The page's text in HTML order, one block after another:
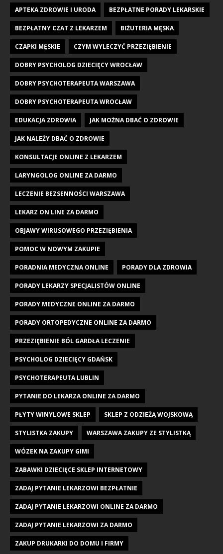
APTEKA ZDROWIE I URODA BEZPŁATNE PORADY LEKARSKIE
BEZPŁATNY CZAT Z LEKARZEM BIŻUTERIA MĘSKA
CZAPKI MĘSKIE CZYM WYLECZYĆ PRZEZIĘBIENIE
DOBRY PSYCHOLOG DZIECIĘCY WROCŁAW
DOBRY PSYCHOTERAPEUTA WARSZAWA
DOBRY PSYCHOTERAPEUTA WROCŁAW
EDUKACJA ZDROWIA JAK MOŻNA DBAĆ O ZDROWIE
JAK NALEŻY DBAĆ O ZDROWIE
KONSULTACJE ONLINE Z LEKARZEM
LARYNGOLOG ONLINE ZA DARMO
LECZENIE BEZSENNOŚCI WARSZAWA
LEKARZ ON LINE ZA DARMO
OBJAWY WIRUSOWEGO PRZEZIĘBIENIA
POMOC W NOWYM ZAKUPIE
PORADNIA MEDYCZNA ONLINE PORADY DLA ZDROWIA
PORADY LEKARZY SPECJALISTÓW ONLINE
PORADY MEDYCZNE ONLINE ZA DARMO
PORADY ORTOPEDYCZNE ONLINE ZA DARMO
PRZEZIĘBIENIE BÓL GARDŁA LECZENIE
PSYCHOLOG DZIECIĘCY GDAŃSK
PSYCHOTERAPEUTA LUBLIN
PYTANIE DO LEKARZA ONLINE ZA DARMO
PŁYTY WINYLOWE SKLEP SKLEP Z ODZIEŻĄ WOJSKOWĄ
STYLISTKA ZAKUPY WARSZAWA ZAKUPY ZE STYLISTKĄ
WÓZEK NA ZAKUPY GIMI
ZABAWKI DZIECIĘCE SKLEP INTERNETOWY
ZADAJ PYTANIE LEKARZOWI BEZPŁATNIE
ZADAJ PYTANIE LEKARZOWI ONLINE ZA DARMO
ZADAJ PYTANIE LEKARZOWI ZA DARMO
ZAKUP DRUKARKI DO DOMU I FIRMY